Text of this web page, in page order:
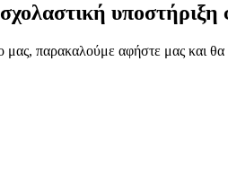
υποστήριξη
μας, παρακαλούμε αφήστε μας και